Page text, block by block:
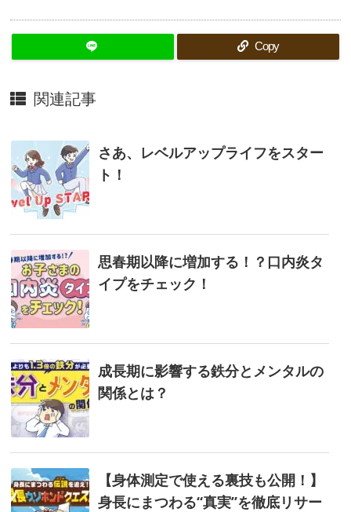
Copy
関連記事
さあ、レベルアップライフをスター
ト！
思春期以降に増加する！？口内炎タ
イプをチェック！
成長期に影響する鉄分とメンタルの
関係とは？
【身体測定で使える裏技も公開！】
身長にまつわる“真実”を徹底リサー